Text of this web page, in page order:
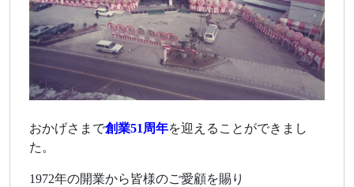
おかげさまで創業51周年を迎えることができまし
た。
1972年の開業から皆様のご愛顧を賜り